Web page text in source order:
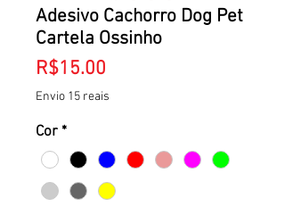
Adesivo Cachorro Dog Pet
Cartela Ossinho
R$15.00
Envio 15 reais
Cor *